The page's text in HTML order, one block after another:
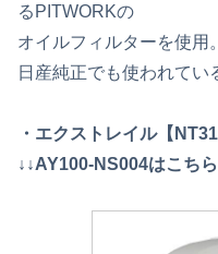
るPITWORKの
オイルフィルターを使用。
日産純正でも使われてい
・エクストレイル【
↓↓AY100-NS004はこちら